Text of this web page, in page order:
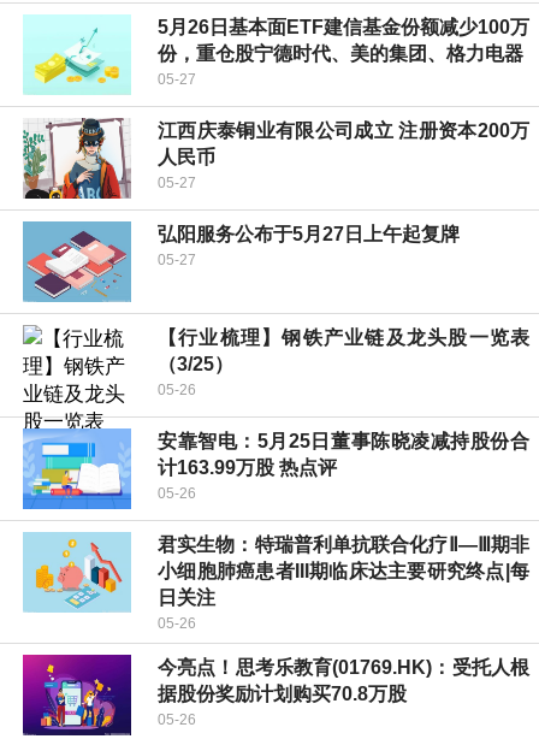
5月26日基本面ETF建信基金份额减少100万
份，重仓股宁德时代、美的集团、格力电器
05-27
江西庆泰铜业有限公司成立 注册资本200万
人民币
05-27
弘阳服务公布于5月27日上午起复牌
05-27
【行业梳理】钢铁产业链及龙头股一览表
（3/25）
05-26
安靠智电：5月25日董事陈晓凌减持股份合
计163.99万股 热点评
05-26
君实生物：特瑞普利单抗联合化疗Ⅱ—Ⅲ期非
小细胞肺癌患者III期临床达主要研究终点|每
日关注
05-26
今亮点！思考乐教育(01769.HK)：受托人根
据股份奖励计划购买70.8万股
05-26